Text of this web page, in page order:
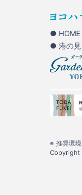
● HOME
● 港の見
※ 推奨環
Copyright